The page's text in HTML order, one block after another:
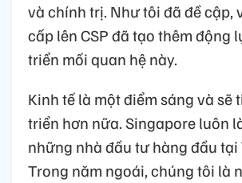
và chính trị. Như tôi đã đề cập,
cấp lên CSP đã tạo thêm động
triển mối quan hệ này.
Kinh tế là một điểm sáng và sẽ
triển hơn nữa. Singapore luôn
những nhà đầu tư hàng đầu tại
Trong năm ngoái, chúng tôi là